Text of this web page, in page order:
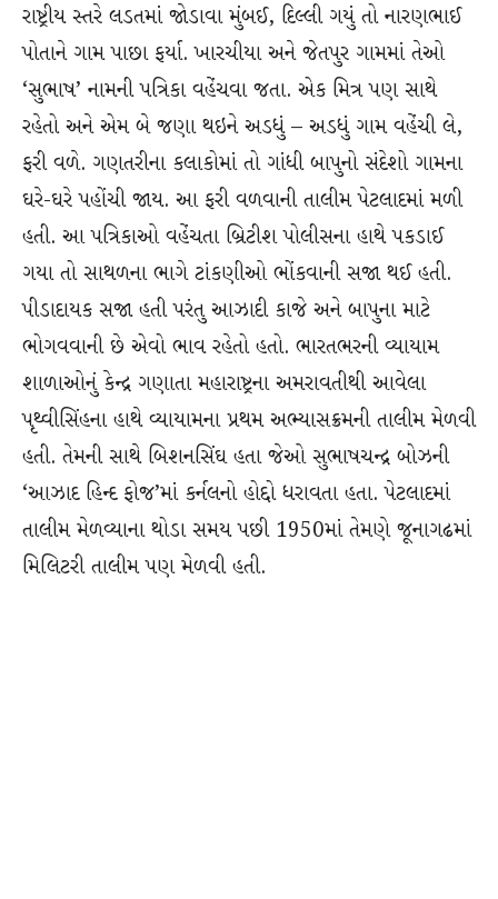
રાષ્ટ્રીય સ્તરે લડતમાં જોડાવા મુંબઈ, દિલ્લી ગયું તો નારણભાઈ
પોતાને ગામ પાછા ફર્યા. ખારચીયા અને જેતપુર ગામમાં તેઓ
‘સુભાષ’ નામની પત્રિકા વહેંચવા જતા. એક મિત્ર પણ સાથે
રહેતો અને એમ બે જણા થઇને અડધું – અડધું ગામ વહેંચી લે,
ફરી વળે. ગણતરીના કલાકોમાં તો ગાંધી બાપુનો સંદેશો ગામના
ઘરે-ઘરે પહોંચી જાય. આ ફરી વળવાની તાલીમ પેટલાદમાં મળી
હતી. આ પત્રિકાઓ વહેંચતા બ્રિટીશ પોલીસના હાથે પકડાઈ
ગયા તો સાથળના ભાગે ટાંકણીઓ ભોંકવાની સજા થઈ હતી.
પીડાદાયક સજા હતી પરંતુ આઝાદી કાજે અને બાપુના માટે
ભોગવવાની છે એવો ભાવ રહેતો હતો. ભારતભરની વ્યાયામ
શાળાઓનું કેન્દ્ર ગણાતા મહારાષ્ટ્રના અમરાવતીથી આવેલા
પૃથ્વીસિંહના હાથે વ્યાયામના પ્રથમ અભ્યાસક્રમની તાલીમ મેળવી
હતી. તેમની સાથે બિશનસિંઘ હતા જેઓ સુભાષચન્દ્ર બોઝની
‘આઝાદ હિન્દ ફોજ’માં કર્નલનો હોદ્દો ધરાવતા હતા. પેટલાદમાં
તાલીમ મેળવ્યાના થોડા સમય પછી 1950માં તેમણે જૂનાગઢમાં
મિલિટરી તાલીમ પણ મેળવી હતી.